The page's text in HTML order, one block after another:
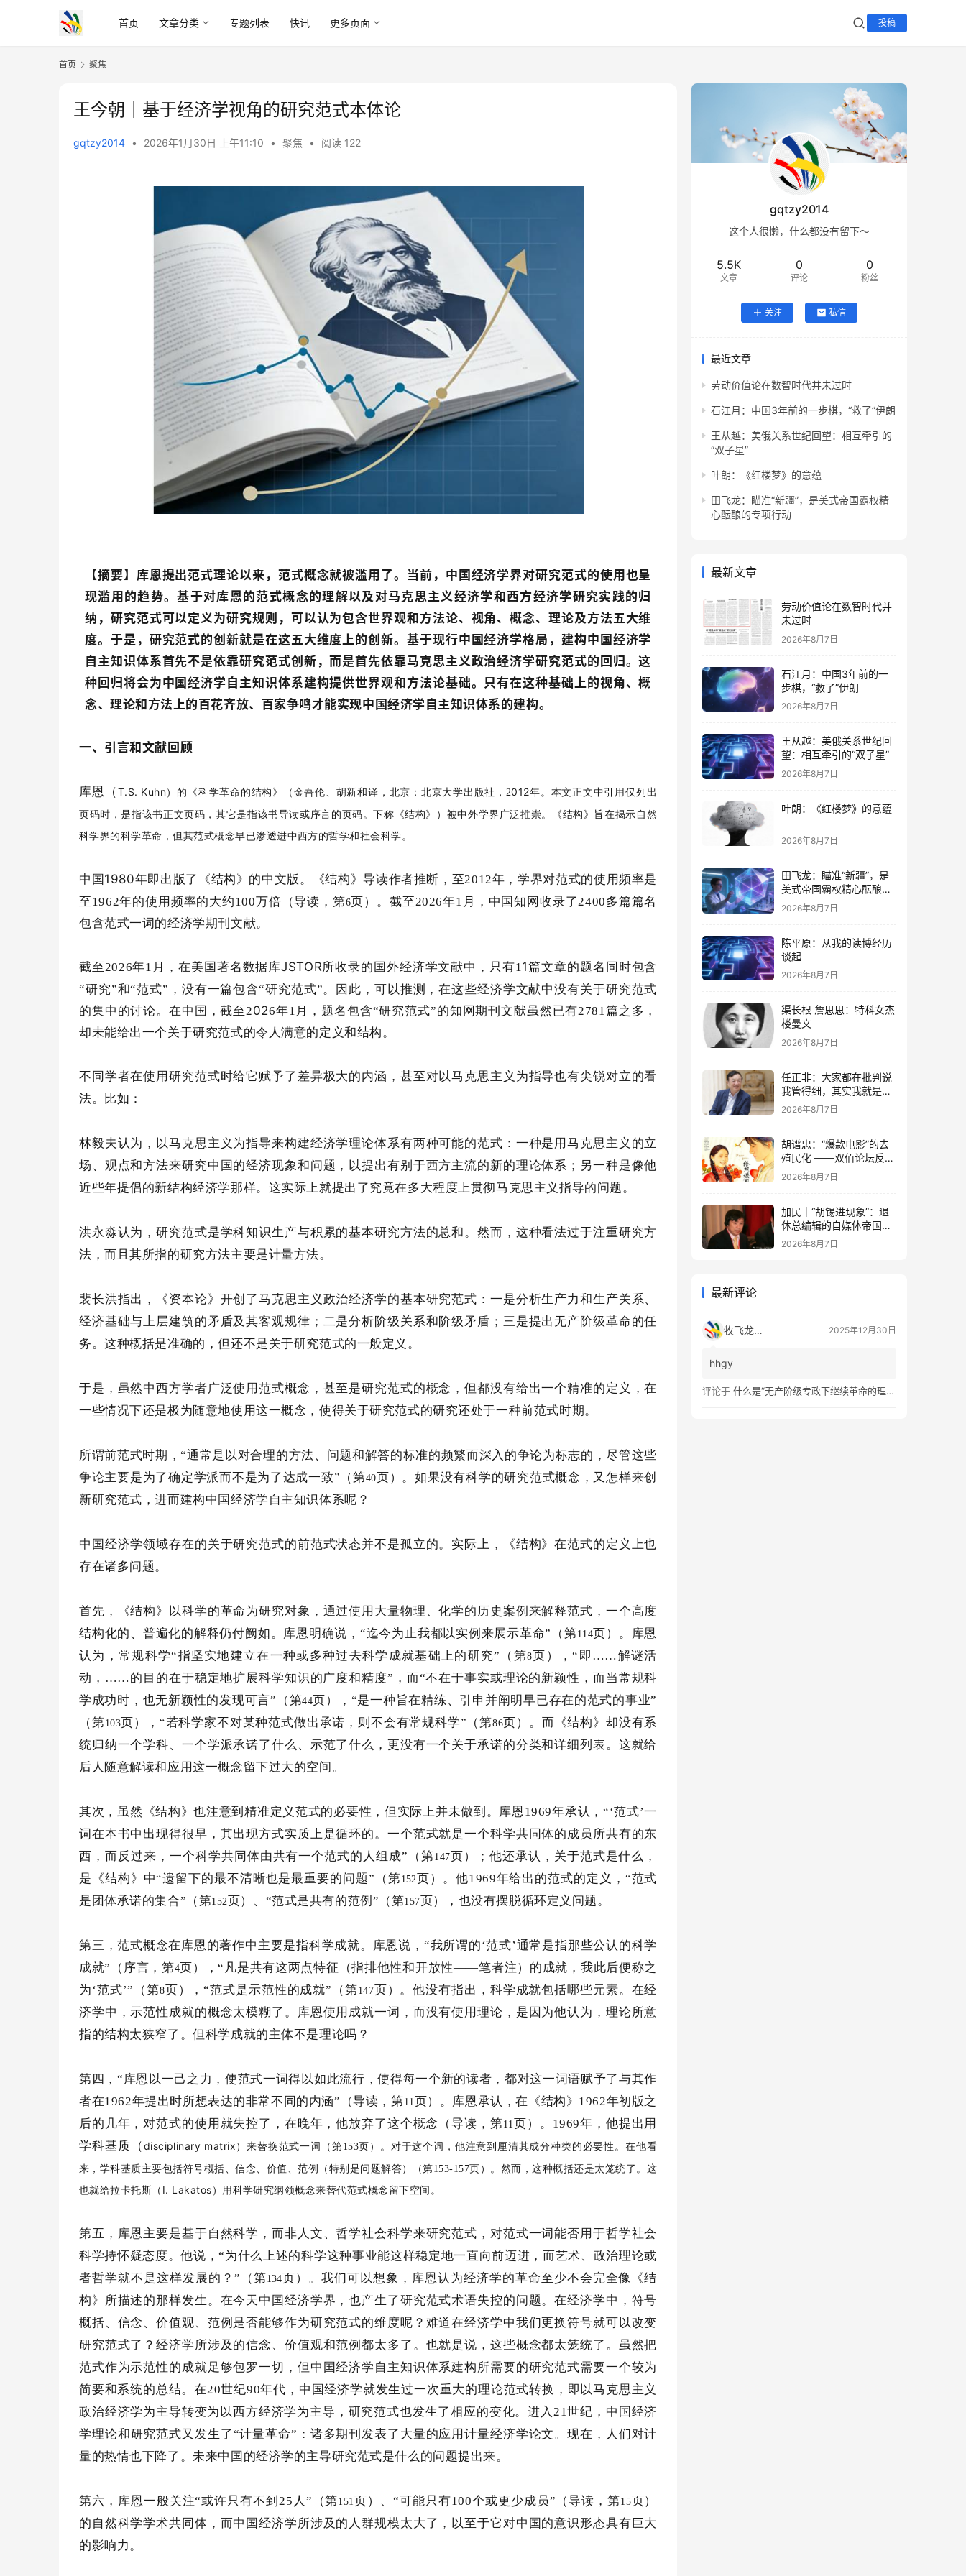
首页 文章分类 专题列表 快讯 更多页面 投稿
首页 聚焦
王今朝｜基于经济学视角的研究范式本体论
gqtzy2014 • 2026年1月30日 上午11:10 • 聚焦 • 阅读 122
【摘要】 库恩提出范式理论以来，范式概念就被滥用了。当前，中国经济学界对研究范式的使用也呈
现滥用的趋势。基于对库恩的范式概念的理解以及对马克思主义经济学和西方经济学研究实践的归
纳， 研究范式可以定义为研究规则，可以认为包含世界观和方法论、视角、概念、理论及方法五大维
度。于是，研究范式的创新就是在这五大维度上的创新。基于现行中国经济学格局，建构中国经济学
自主知识体系首先不是依靠研究范式创新，而是首先依靠马克思主义政治经济学研究范式的回归。这
种回归将会为中国经济学自主知识体系建构提供世界观和方法论基础。只有在这种基础上的视角、概
念、理论和方法上的百花齐放、百家争鸣才能实现中国经济学自主知识体系的建构。
一、引言和文献回顾
库恩（T.S. Kuhn）的《科学革命的结构》（金吾伦、胡新和译，北京：北京大学出版社， 2012年。本文正文中引用仅列出
页码时，是指该书正文页码，其它是指该书导读或序言的页码。下称《结构》）被中外学界广泛推崇。
《结构》旨在揭示自然
科学界的科学革命，但其范式概念早已渗透进中西方的哲学和社会科学。
中国 1980年即出版了《结构》的中文版。《结构》导读作者推断，至2012年，学界对范式的使用频率是
至 1962年的使用频率的大约100万倍（导读，第6 页）。 截至2026年1 月，中国知网收录了2400多篇篇名
包含范式一词的经济学期刊文献。
截至2026年1 月，在美国著名数据库JSTOR所收录的国外经济学文献中，只有11篇文章的题名同时包含
“研究”和“范式”，没有一篇包含“研究范式”。因此，可以推测，在这些经济学文献中没有关于研究范式
的集中的讨论。在中国，截至2026年1 月 ，题名包含“研究范式”的知网期刊文献虽然已有2781篇之多，
却未能给出一个关于研究范式的令人满意的定义和结构。
不同学者在使用研究范式时给它赋予了差异极大的内涵，甚至对以马克思主义为指导也有尖锐对立的看
法。比如：
林毅夫认为，以马克思主义为指导来构建经济学理论体系有两种可能的范式：一种是用马克思主义的立
场、观点和方法来研究中国的经济现象和问题，以提出有别于西方主流的新的理论体系；另一种是像他
近些年提倡的新结构经济学那样。这实际上就提出了究竟在多大程度上贯彻马克思主义指导的问题。
洪永淼认为，研究范式是学科知识生产与积累的基本研究方法的总和。然而，这种看法过于注重研究方
法，而且其所指的研究方法主要是计量方法。
裴长洪指出，《资本论》开创了马克思主义政治经济学的基本研究范式：一是分析生产力和生产关系、
经济基础与上层建筑的矛盾及其客观规律；二是分析阶级关系和阶级矛盾；三是提出无产阶级革命的任
务。这种概括是准确的，但还不是关于研究范式的一般定义。
于是，虽然中西方学者广泛使用范式概念，甚至是研究范式的概念，但都没有给出一个精准的定义，在
一些情况下还是极为随意地使用这一概念，使得关于研究范式的研究还处于一种前范式时期。
所谓前范式时期，“通常是以对合理的方法、问题和解答的标准的频繁而深入的争论为标志的，尽管这些
争论主要是为了确定学派而不是为了达成一致”（第40 页）。如果没有科学的研究范式概念，又怎样来创
新研究范式，进而建构中国经济学自主知识体系呢？
中国经济学领域存在的关于研究范式的前范式状态并不是孤立的。实际上，《结构》在范式的定义上也
存在诸多问题。
首先，《结构》以科学的革命为研究对象，通过使用大量物理、化学的历史案例来解释范式，一个高度
结构化的、普遍化的解释仍付阙如。库恩明确说， “迄今为止我都以实例来展示革命”（第114 页）。库恩
认为，常规科学“指坚实地建立在一种或多种过去科学成就基础上的研究”（第8 页），“即……解谜活
动，……的目的在于稳定地扩展科学知识的广度和精度”，而“不在于事实或理论的新颖性，而当常规科
学成功时，也无新颖性的发现可言”（第44 页）， “是一种旨在精练、引申并阐明早已存在的范式的事业”
（第103 页）， “若科学家不对某种范式做出承诺，则不会有常规科学”（第86 页）。而《结构》却没有系
统归纳一个学科、一个学派承诺了什么、示范了什么，更没有一个关于承诺的分类和详细列表。这就给
后人随意解读和应用这一概念留下过大的空间。
其次，虽然《结构》也注意到精准定义范式的必要性，但实际上并未做到。库恩1969年承认，“‘范式’一
词在本书中出现得很早，其出现方式实质上是循环的。一个范式就是一个科学共同体的成员所共有的东
西，而反过来，一个科学共同体由共有一个范式的人组成”（第147 页）；他还承认，关于范式是什么，
是《结构》中“遗留下的最不清晰也是最重要的问题”（第152 页）。他1969年给出的范式的定义， “范式
是团体承诺的集合”（第152 页）、 “范式是共有的范例”（第157 页），也没有摆脱循环定义问题。
第三，范式概念在库恩的著作中主要是指科学成就。库恩说， “我所谓的‘范式’通常是指那些公认的科学
成就”（序言，第4 页），“凡是共有这两点特征（指排他性和开放性——笔者注）的成就，我此后便称之
为‘范式’”（第8 页），“范式是示范性的成就”（第147 页）。他没有指出，科学成就包括哪些元素。在经
济学中，示范性成就的概念太模糊了。库恩使用成就一词，而没有使用理论，是因为他认为，理论所意
指的结构太狭窄了。但科学成就的主体不是理论吗？
第四，“库恩以一己之力，使范式一词得以如此流行，使得每一个新的读者，都对这一词语赋予了与其作
者在1962年提出时所想表达的非常不同的内涵”（导读，第11 页）。库恩承认，在《结构》 1962年初版之
后的几年，对范式的使用就失控了，在晚年，他放弃了这个概念（导读，第11 页）。 1969年，他提出用
学科基质（disciplinary matrix ）来替换范式一词（第153页）。对于这个词，他注意到厘清其成分种类的必要性。在他看
来，学科基质主要包括符号概括、信念、价值、范例（特别是问题解答）（第153-157页）。然而，这种概括还是太笼统了。这
也就给拉卡托斯（ I. Lakatos ）用科学研究纲领概念来替代范式概念留下空间。
第五，库恩主要是基于自然科学，而非人文、哲学社会科学来研究范式，对范式一词能否用于哲学社会
科学持怀疑态度。他说，“为什么上述的科学这种事业能这样稳定地一直向前迈进，而艺术、政治理论或
者哲学就不是这样发展的？”（第134 页）。我们可以想象，库恩认为经济学的革命至少不会完全像《结
构》所描述的那样发生。在今天中国经济学界，也产生了研究范式术语失控的问题。在经济学中，符号
概括、信念、价值观、范例是否能够作为研究范式的维度呢？难道在经济学中我们更换符号就可以改变
研究范式了？经济学所涉及的信念、价值观和范例都太多了。也就是说，这些概念都太笼统了。虽然把
范式作为示范性的成就足够包罗一切，但中国经济学自主知识体系建构所需要的研究范式需要一个较为
简要和系统的总结。在20世纪90年代，中国经济学就发生过一次重大的理论范式转换，即以马克思主义
政治经济学为主导转变为以西方经济学为主导，研究范式也发生了相应的变化。进入 21世纪，中国经济
学理论和研究范式又发生了“计量革命”：诸多期刊发表了大量的应用计量经济学论文。现在，人们对计
量的热情也下降了。未来中国的经济学的主导研究范式是什么的问题提出来。
第六，库恩一般关注“或许只有不到25人”（第151 页）、“可能只有100个或更少成员”（导读，第15 页）
的自然科学学术共同体，而中国经济学所涉及的人群规模太大了，以至于它对中国的意识形态具有巨大
的影响力。
gqtzy2014
这个人很懒，什么都没有留下～
5.5K
文章
0
评论
0
粉丝
关注 私信
最近文章
劳动价值论在数智时代并未过时
石江月：中国3年前的一步棋，“救了”伊朗
王从越：美俄关系世纪回望：相互牵引的
“双子星”
叶朗：《红楼梦》的意蕴
田飞龙：瞄准“新疆”，是美式帝国霸权精
心酝酿的专项行动
最新文章
劳动价值论在数智时代并
未过时
2026年8月7日
石江月：中国3年前的一
步棋，“救了”伊朗
2026年8月7日
王从越：美俄关系世纪回
望：相互牵引的“双子星”
2026年8月7日
叶朗：《红楼梦》的意蕴
2026年8月7日
田飞龙：瞄准“新疆”，是
美式帝国霸权精心酝酿的
专项行动
2026年8月7日
陈平原：从我的读博经历
谈起
2026年8月7日
渠长根 詹思思：特科女杰
楼曼文
2026年8月7日
任正非：大家都在批判说
我管得细，其实我就是去
抓了一些点激活原有政策
2026年8月7日
胡谱忠：“爆款电影”的去
殖民化 ——双佰论坛反思
想殖民系列报告之五
2026年8月7日
加民｜“胡锡进现象”：退
休总编辑的自媒体帝国与
公私边界之问
2026年8月7日
最新评论
牧飞龙ae 2025年12月30日
hhgy
评论于 什么是“无产阶级专政下继续革命的理论”？